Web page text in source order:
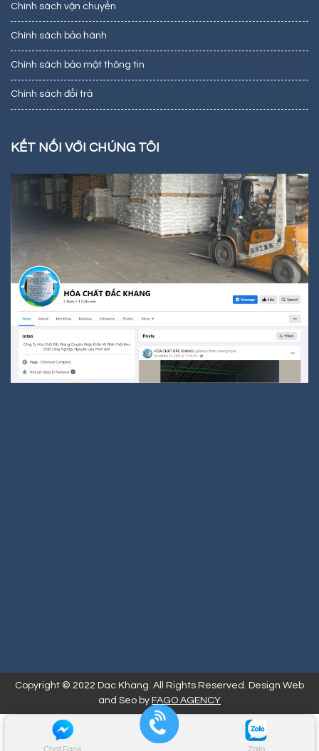
Chat Face Zalo
Chính sách vận chuyển
Chính sách bảo hành
Chính sách bảo mật thông tin
Chính sách đổi trả
KẾT NỐI VỚI CHÚNG TÔI
Copyright © 2022 Dac Khang. All Rights Reserved. Design Web
and Seo by FAGO AGENCY